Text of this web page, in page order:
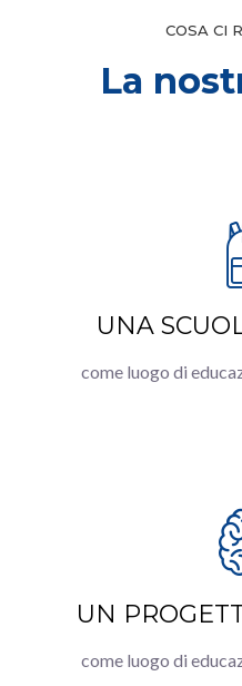
COSA CI
La
UNA
come luogo di
UN
come luogo di